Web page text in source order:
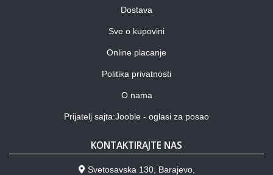
Dostava
Sve o kupovini
Online placanje
Politika privatnosti
O nama
Prijatelj sajta:Jooble - oglasi za posao
KONTAKTIRAJTE NAS
Svetosavska 130, Barajevo,